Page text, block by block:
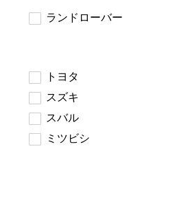
ランドローバー
トヨタ
スズキ
スバル
ミツビシ